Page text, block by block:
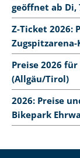
geöffnet ab Di,
Z-Ticket 2026:
Preise 2026
(Allgäu/Tirol)
2026: Preise
Bikepark